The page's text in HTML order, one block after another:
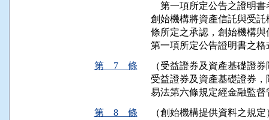
第一項所定公告之證明
創始機構將資產信託與受
條所定之承認，創始機構
第一項所定公告證明書之
第 7 條
（受益證券及資產基礎證
受益證券及資產基礎證券
易法第六條規定經金融監
第 8 條
（創始機構提供資料之規定